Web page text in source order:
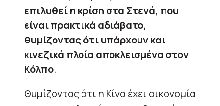
επιλυθεί η κρίση στα Στενά, που
είναι πρακτικά αδιάβατο,
θυμίζοντας ότι υπάρχουν και
κινεζικά πλοία αποκλεισμένα στον
Κόλπο.
Θυμίζοντας ότι η Κίνα έχει οικονομία